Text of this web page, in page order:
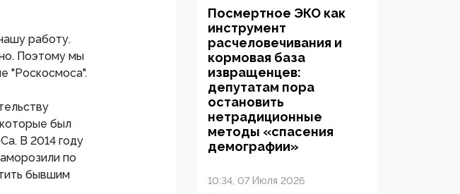
работу.
Поэтому мы
"Роскосмоса".
был
В 2014 году
по
бывшим
Посмертное ЭКО как
инструмент
расчеловечивания и
кормовая база
извращенцев:
депутатам пора
остановить
нетрадиционные
методы «спасения
демографии»
10:34, 07 Июля 2026